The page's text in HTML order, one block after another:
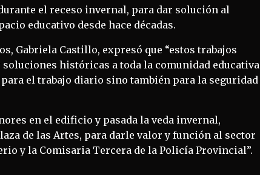
el receso invernal, para dar solución al
educativo desde hace décadas.
Gabriela Castillo, expresó que “estos trabajos
históricas a toda la comunidad educativa
el trabajo diario sino también para la seguridad
en el edificio y pasada la veda invernal,
de las Artes, para darle valor y función al sector
y la Comisaria Tercera de la Policía Provincial”.